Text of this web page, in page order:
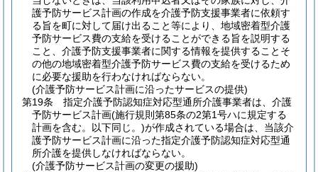
護予防サービス計画の作成を介護予防支援事業者に依頼す
る旨を町に対して届け出ること等により、地域密着型介護
予防サービス費の支給を受けることができる旨を説明する
こと、介護予防支援事業者に関する情報を提供することそ
の他の地域密着型介護予防サービス費の支給を受けるため
に必要な援助を行わなければならない。
(介護予防サービス計画に沿ったサービスの提供)
第19条
指定介護予防認知症対応型通所介護事業者は、介護
予防サービス計画(施行規則第85条の2第1号ハに規定する
計画を含む。以下同じ。)が作成されている場合は、当該介
護予防サービス計画に沿った指定介護予防認知症対応型通
所介護を提供しなければならない。
(介護予防サービス計画の変更の援助)